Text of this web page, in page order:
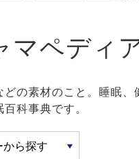
材
ガーゼ
そろえたい
長袖
配送
お買い物ガイド
マペディ
どの素材のこと。睡眠、
科事典です。